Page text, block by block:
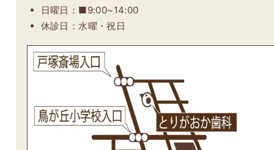
日曜日：■9:00~14:00
休診日：水曜・祝日